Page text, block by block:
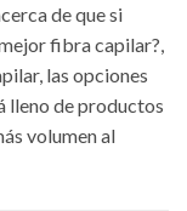
de que si
fibra capilar?,
las opciones
lleno de productos
volumen al